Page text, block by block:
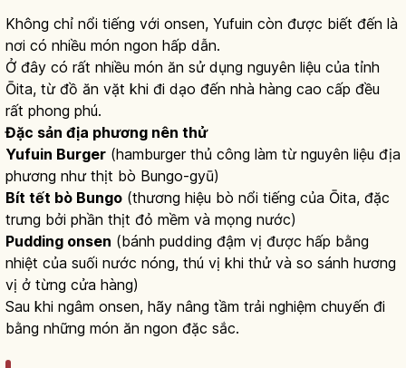
Không chỉ nổi tiếng với onsen, Yufuin còn được biết đến là
nơi có nhiều món ngon hấp dẫn.
Ở đây có rất nhiều món ăn sử dụng nguyên liệu của tỉnh
Ōita, từ đồ ăn vặt khi đi dạo đến nhà hàng cao cấp đều
rất phong phú.
Đặc sản địa phương nên thử
Yufuin Burger (hamburger thủ công làm từ nguyên liệu địa
phương như thịt bò Bungo-gyū)
Bít tết bò Bungo (thương hiệu bò nổi tiếng của Ōita, đặc
trưng bởi phần thịt đỏ mềm và mọng nước)
Pudding onsen (bánh pudding đậm vị được hấp bằng
nhiệt của suối nước nóng, thú vị khi thử và so sánh hương
vị ở từng cửa hàng)
Sau khi ngâm onsen, hãy nâng tầm trải nghiệm chuyến đi
bằng những món ăn ngon đặc sắc.